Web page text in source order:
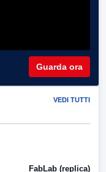
Guarda ora
VEDI TUTTI
FabLab (replica)